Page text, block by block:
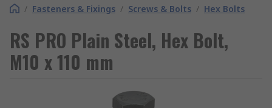
/ Fasteners & Fixings / Screws & Bolts / Hex Bolts
RS PRO Plain Steel, Hex Bolt,
M10 x 110 mm